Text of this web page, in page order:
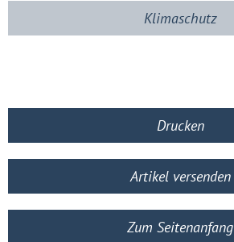
Klimaschutz
Drucken
Artikel versenden
Zum Seitenanfang